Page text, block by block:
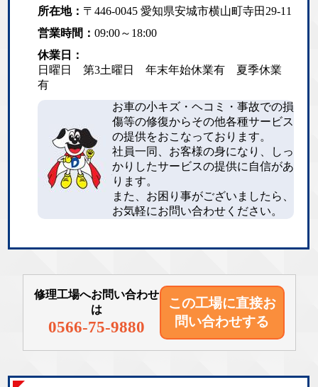
所在地： 〒446-0045 愛知県安城市横山町寺田29-11
営業時間：09:00～18:00
休業日：
日曜日 第3土曜日 年末年始休業有 夏季休業
有
お車の小キズ・ヘコミ・事故での損
傷等の修復からその他各種サービス
の提供をおこなっております。
社員一同、お客様の身になり、しっ
かりしたサービスの提供に自信があ
ります。
また、お困り事がございましたら、
お気軽にお問い合わせください。
修理工場へお問い合わせ
は
0566-75-9880
この工場に直接お
問い合わせする